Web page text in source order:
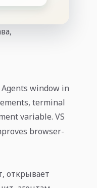
Agents window in
terminal
variable. VS
browser-
открывает